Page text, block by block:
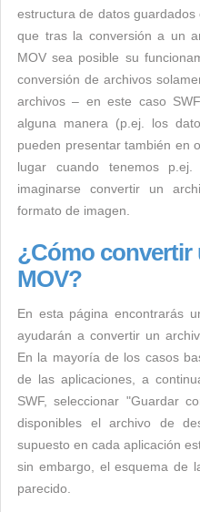
estructura de datos
que tras la conversión a un
MOV sea posible su
conversión de archivos
archivos – en este caso
alguna manera (p.ej. los
pueden presentar también en
lugar cuando tenemos
imaginarse convertir un
formato de imagen.
¿Cómo convertir
MOV?
En esta página encontrarás
ayudarán a convertir un
En la mayoría de los casos
de las aplicaciones, a
SWF, seleccionar "Guardar
disponibles el archivo de
supuesto en cada aplicación
sin embargo, el esquema de
parecido.